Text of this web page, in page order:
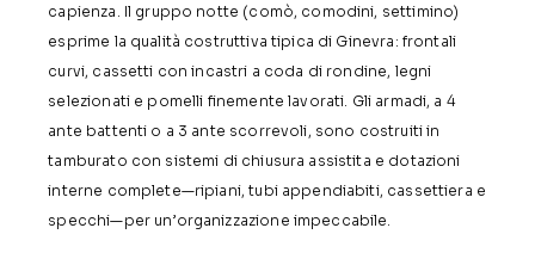
capienza. Il gruppo notte (comò, comodini, settimino)
esprime la qualità costruttiva tipica di Ginevra: frontali
curvi, cassetti con incastri a coda di rondine, legni
selezionati e pomelli finemente lavorati. Gli armadi, a 4
ante battenti o a 3 ante scorrevoli, sono costruiti in
tamburato con sistemi di chiusura assistita e dotazioni
interne complete—ripiani, tubi appendiabiti, cassettiera e
specchi—per un’organizzazione impeccabile.